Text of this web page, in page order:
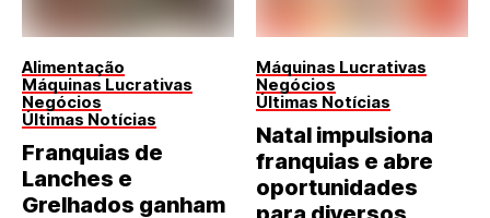
Alimentação
Máquinas Lucrativas
Negócios
Últimas Notícias
Franquias de
Lanches e
Grelhados ganham
Máquinas Lucrativas
Negócios
Últimas Notícias
Natal impulsiona
franquias e abre
oportunidades